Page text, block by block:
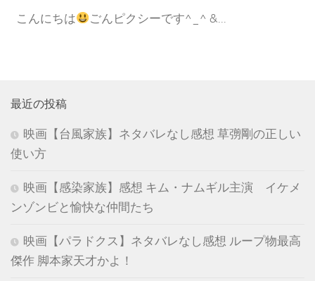
こんにちは ごんピクシーです^_^ &...
最近の投稿
映画【台風家族】ネタバレなし感想 草彅剛の正しい
使い方
映画【感染家族】感想 キム・ナムギル主演 イケメ
ンゾンビと愉快な仲間たち
映画【パラドクス】ネタバレなし感想 ループ物最高
傑作 脚本家天才かよ！